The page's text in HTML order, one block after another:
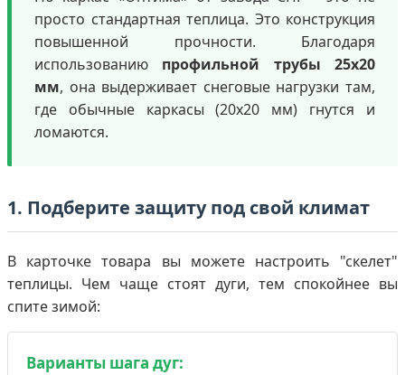
просто стандартная теплица. Это конструкция
повышенной прочности. Благодаря
использованию профильной трубы 25х20
мм, она выдерживает снеговые нагрузки там,
где обычные каркасы (20х20 мм) гнутся и
ломаются.
1. Подберите защиту под свой климат
В карточке товара вы можете настроить "скелет"
теплицы. Чем чаще стоят дуги, тем спокойнее вы
спите зимой:
Варианты шага дуг: